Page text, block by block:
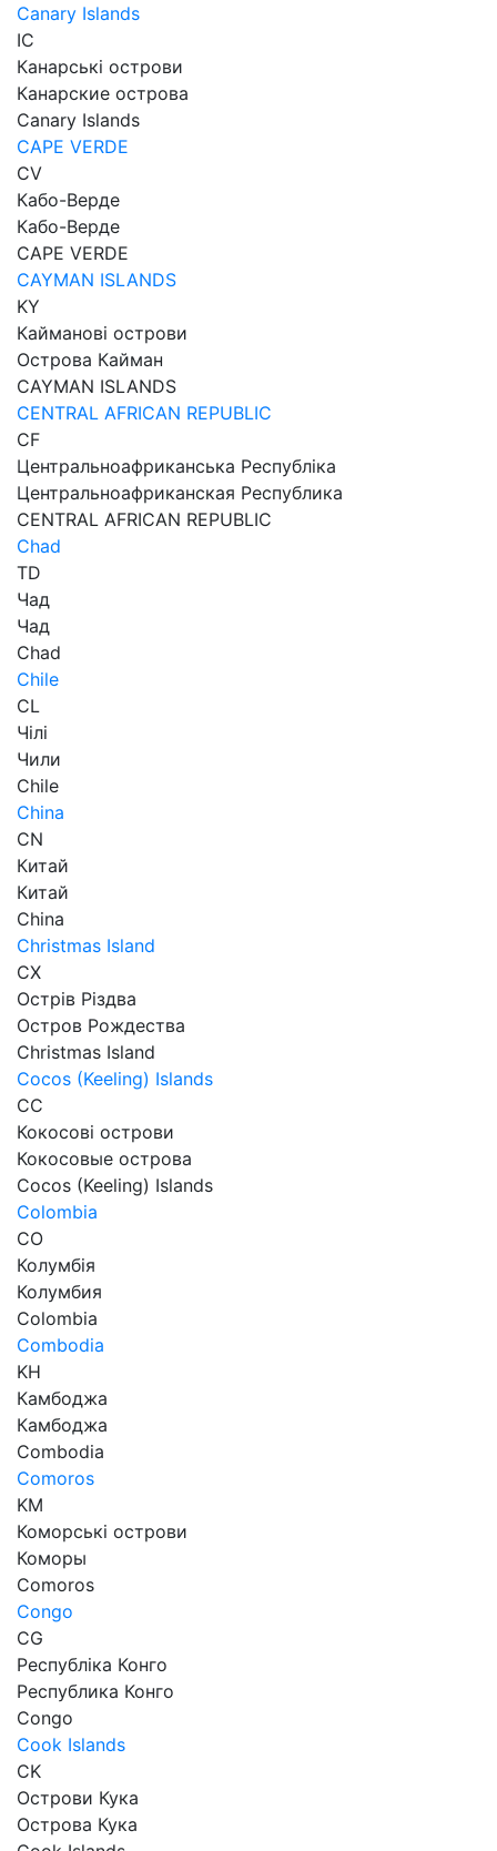
Canary Islands
IC
Канарські острови
Канарские острова
Canary Islands
CAPE VERDE
CV
Кабо-Верде
Кабо-Верде
CAPE VERDE
CAYMAN ISLANDS
KY
Кайманові острови
Острова Кайман
CAYMAN ISLANDS
CENTRAL AFRICAN REPUBLIC
CF
Центральноафриканська Республіка
Центральноафриканская Республика
CENTRAL AFRICAN REPUBLIC
Chad
TD
Чад
Чад
Chad
Chile
CL
Чілі
Чили
Chile
China
CN
Китай
Китай
China
Christmas Island
CX
Острів Різдва
Остров Рождества
Christmas Island
Cocos (Keeling) Islands
CC
Кокосові острови
Кокосовые острова
Cocos (Keeling) Islands
Colombia
CO
Колумбія
Колумбия
Colombia
Combodia
KH
Камбоджа
Камбоджа
Сombodia
Comoros
KM
Коморські острови
Коморы
Comoros
Congo
CG
Республіка Конго
Республика Конго
Congo
Cook Islands
CK
Острови Кука
Острова Кука